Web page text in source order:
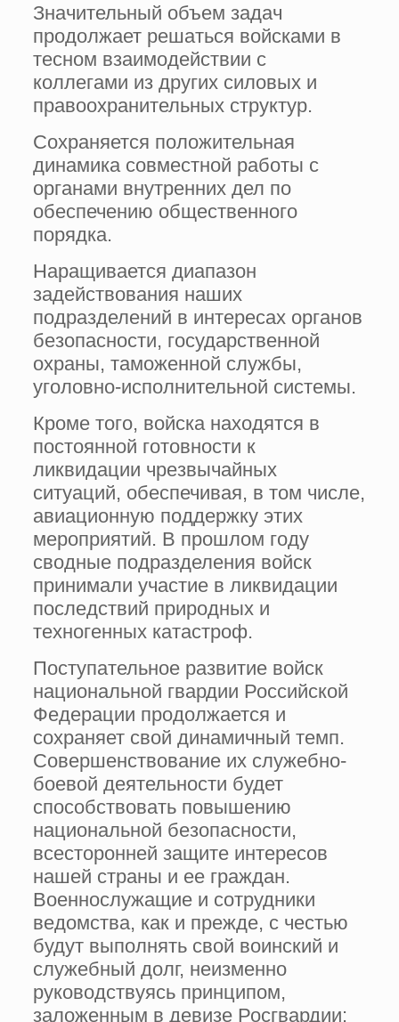
Значительный объем задач
продолжает решаться войсками в
тесном взаимодействии с
коллегами из других силовых и
правоохранительных структур.
Сохраняется положительная
динамика совместной работы с
органами внутренних дел по
обеспечению общественного
порядка.
Наращивается диапазон
задействования наших
подразделений в интересах органов
безопасности, государственной
охраны, таможенной службы,
уголовно-исполнительной системы.
Кроме того, войска находятся в
постоянной готовности к
ликвидации чрезвычайных
ситуаций, обеспечивая, в том числе,
авиационную поддержку этих
мероприятий. В прошлом году
сводные подразделения войск
принимали участие в ликвидации
последствий природных и
техногенных катастроф.
Поступательное развитие войск
национальной гвардии Российской
Федерации продолжается и
сохраняет свой динамичный темп.
Совершенствование их служебно-
боевой деятельности будет
способствовать повышению
национальной безопасности,
всесторонней защите интересов
нашей страны и ее граждан.
Военнослужащие и сотрудники
ведомства, как и прежде, с честью
будут выполнять свой воинский и
служебный долг, неизменно
руководствуясь принципом,
заложенным в девизе Росгвардии: